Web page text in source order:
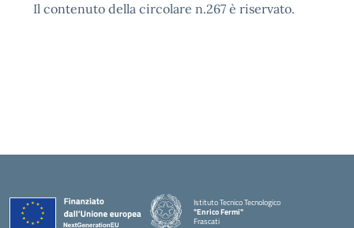
Il contenuto della circolare n.267 è riservato.
Istituto Tecnico Tecnologico
"Enrico Fermi"
Frascati